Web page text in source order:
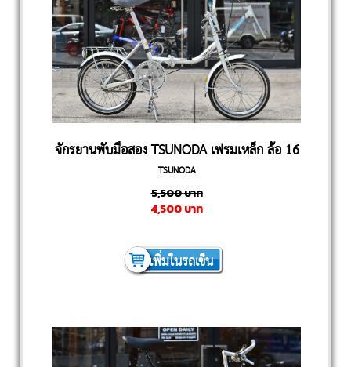
จักรยานพับมือสอง TSUNODA เฟรมเหล็ก ล้อ 16
นิ้ว
TSUNODA
5,500บาท
4,500บาท
เพิ่มในรถเข็น